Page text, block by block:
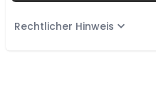
Rechtlicher Hinweis